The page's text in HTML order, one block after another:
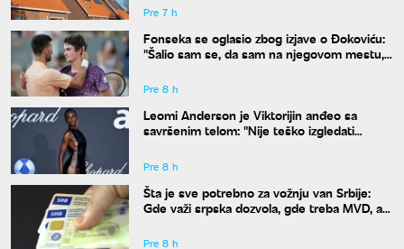
Pre 7 h
Fonseka se oglasio zbog izjave o Đokoviću:
"Šalio sam se, da sam na njegovom mestu,
Pre 8 h
Leomi Anderson je Viktorijin anđeo sa
savršenim telom: "Nije teško izgledati
Pre 8 h
Šta je sve potrebno za vožnju van Srbije:
Gde važi srpska dozvola, gde treba MVD, a
Pre 8 h